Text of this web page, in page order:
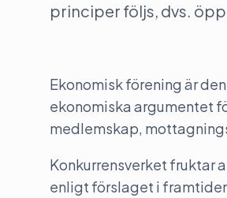
principer följs, dvs.
Ekonomisk förening är
ekonomiska argumentet
medlemskap,
Konkurrensverket fruktar
enligt förslaget i